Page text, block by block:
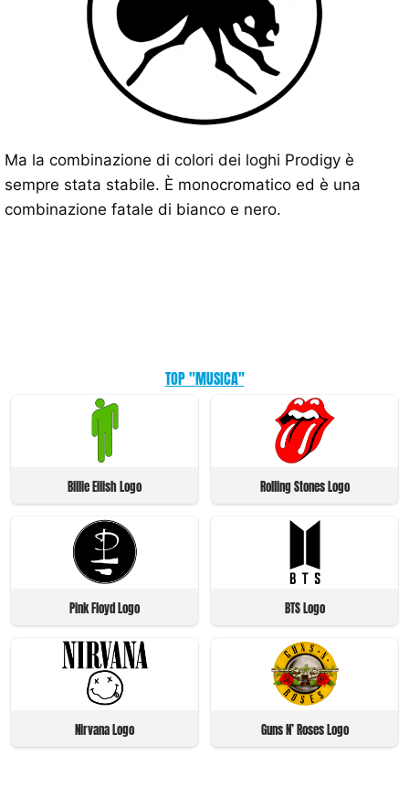
Ma la combinazione di colori dei loghi Prodigy è
sempre stata stabile. È monocromatico ed è una
combinazione fatale di bianco e nero.
TOP "MUSICA"
Billie Eilish Logo Rolling Stones Logo
Pink Floyd Logo BTS Logo
Nirvana Logo Guns N’ Roses Logo